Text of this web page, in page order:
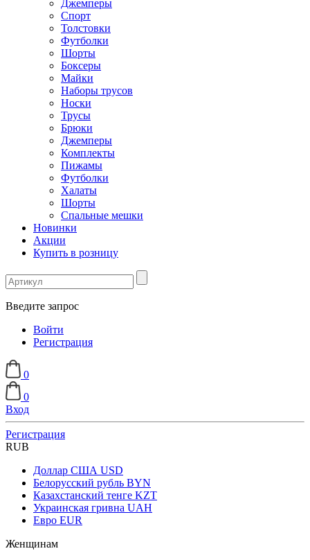
Джемперы
Спорт
Толстовки
Футболки
Шорты
Боксеры
Майки
Наборы трусов
Носки
Трусы
Брюки
Джемперы
Комплекты
Пижамы
Футболки
Халаты
Шорты
Спальные мешки
Новинки
Акции
Купить в розницу
Введите запрос
Войти
Регистрация
0
0
Вход
Регистрация
RUB
Доллар США USD
Белорусский рубль BYN
Казахстанский тенге KZT
Украинская гривна UAH
Евро EUR
Женщинам